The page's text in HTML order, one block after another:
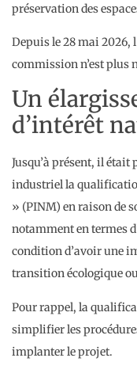
préservation des
Depuis le 28 mai 2026,
commission n’est plus
Un
d’intérêt
Jusqu’à présent, il
industriel la
» (PINM) en raison de
notamment en termes
condition d’avoir une
transition écologique
Pour rappel, la
simplifier les
implanter le projet.